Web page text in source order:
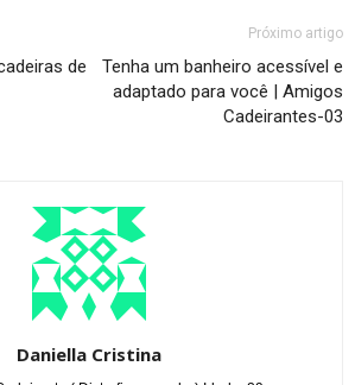
de
Próximo artigo
Tenha um banheiro acessível e
adaptado para você | Amigos
Cadeirantes-03
Daniella Cristina